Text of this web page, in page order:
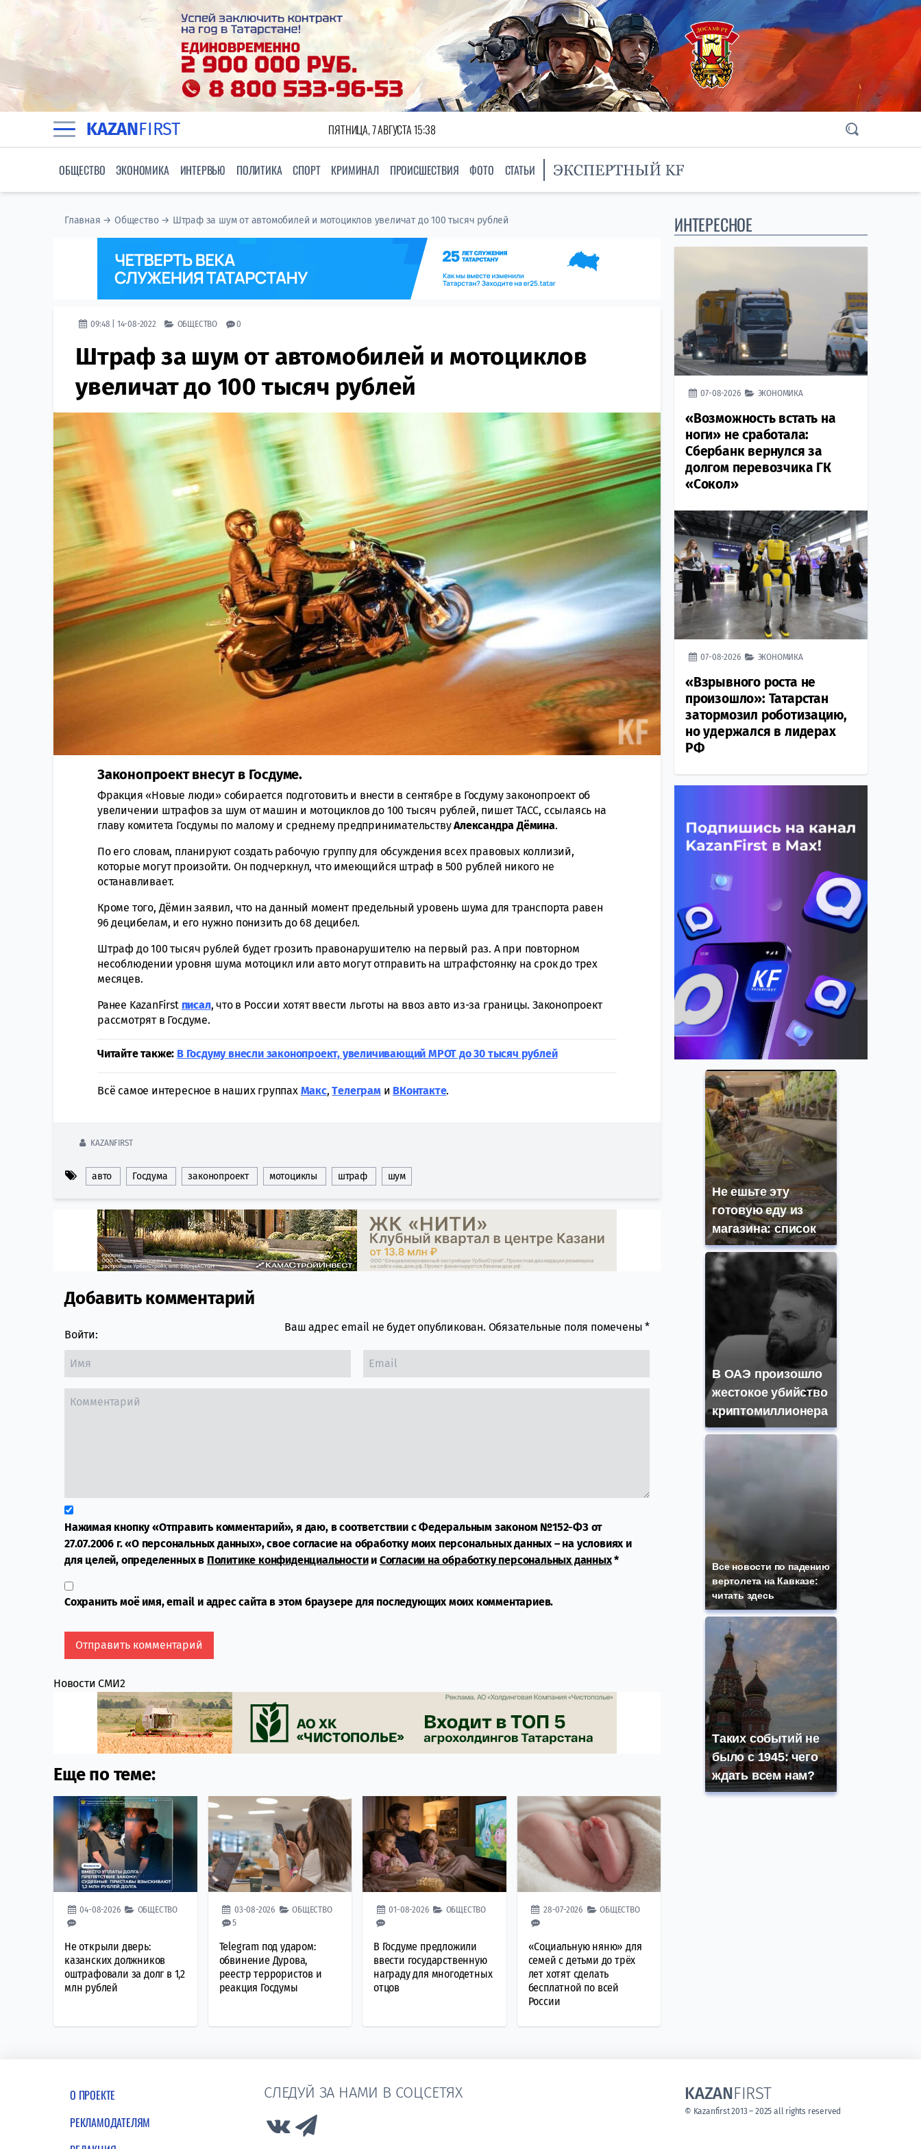
KAZANFIRST ПЯТНИЦА, 7 АВГУСТА 15:38
ОБЩЕСТВО ЭКОНОМИКА ИНТЕРВЬЮ ПОЛИТИКА СПОРТ КРИМИНАЛ ПРОИСШЕСТВИЯ ФОТО СТАТЬИ
Главная →Общество→ Штраф за шум от автомобилей и мотоциклов увеличат до 100 тысяч рублей
09:48 | 14-08-2022 ОБЩЕСТВО 0
Штраф за шум от автомобилей и мотоциклов
увеличат до 100 тысяч рублей
Законопроект внесут в Госдуме.
Фракция «Новые люди» собирается подготовить и внести в сентябре в Госдуму законопроект об
увеличении штрафов за шум от машин и мотоциклов до 100 тысяч рублей, пишет ТАСС, ссылаясь на
главу комитета Госдумы по малому и среднему предпринимательствуАлександра Дёмина.
По его словам, планируют создать рабочую группу для обсуждения всех правовых коллизий,
которые могут произойти. Он подчеркнул, что имеющийся штраф в 500 рублей никого не
останавливает.
Кроме того, Дёмин заявил, что на данный момент предельный уровень шума для транспорта равен
96 децибелам, и его нужно понизить до 68 децибел.
Штраф до 100 тысяч рублей будет грозить правонарушителю на первый раз. А при повторном
несоблюдении уровня шума мотоцикл или авто могут отправить на штрафстоянку на срок до трех
месяцев.
Ранее KazanFirst писал, что в России хотят ввести льготы на ввоз авто из-за границы. Законопроект
рассмотрят в Госдуме.
Читайте также: В Госдуму внесли законопроект, увеличивающий МРОТ до 30 тысяч рублей
Всё самое интересное в наших группах Макс,Tелеграми ВКонтакте.
KAZANFIRST
авто Госдума законопроект мотоциклы штраф шум
Comment section
Добавить комментарий
Войти:
Ваш адрес email не будет опубликован. Обязательные поля помечены*
Нажимая кнопку «Отправить комментарий», я даю, в соответствии с Федеральным законом №152-ФЗ от
27.07.2006 г. «О персональных данных», свое согласие на обработку моих персональных данных – на условиях и
для целей, определенных в Политике конфиденциальностии Согласии на обработку персональных данных*
Сохранить моё имя, email и адрес сайта в этом браузере для последующих моих комментариев.
Новости СМИ2
Еще по теме:
04-08-2026 ОБЩЕСТВО
Не открыли дверь:
казанских должников
оштрафовали за долг в 1,2
млн рублей
03-08-2026
ОБЩЕСТВО
5
Telegram под ударом:
обвинение Дурова,
реестр террористов и
реакция Госдумы
01-08-2026 ОБЩЕСТВО
В Госдуме предложили
ввести государственную
награду для многодетных
отцов
28-07-2026 ОБЩЕСТВО
«Социальную няню» для
семей с детьми до трёх
лет хотят сделать
бесплатной по всей
России
ИНТЕРЕСНОЕ
07-08-2026 ЭКОНОМИКА
«Возможность встать на
ноги» не сработала:
Сбербанк вернулся за
долгом перевозчика ГК
«Сокол»
07-08-2026 ЭКОНОМИКА
«Взрывного роста не
произошло»: Татарстан
затормозил роботизацию,
но удержался в лидерах
РФ
Не ешьте эту
готовую еду из
магазина: список
В ОАЭ произошло
жестокое убийство
криптомиллионера
Все новости по падению
вертолета на Кавказе:
читать здесь
Таких событий не
было с 1945: чего
ждать всем нам?
О ПРОЕКТЕ
РЕКЛАМОДАТЕЛЯМ
СЛЕДУЙ ЗА НАМИ В СОЦСЕТЯХ
Link to Vk
KAZANFIRST
© Kazanfirst 2013 – 2025 all rights reserved